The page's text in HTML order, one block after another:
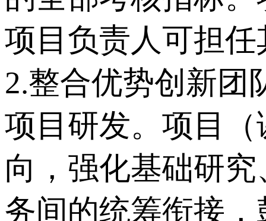
项目负责人可担
2.整合优势创新团
项目研发。项目
向，强化基础研
务间的统筹衔接